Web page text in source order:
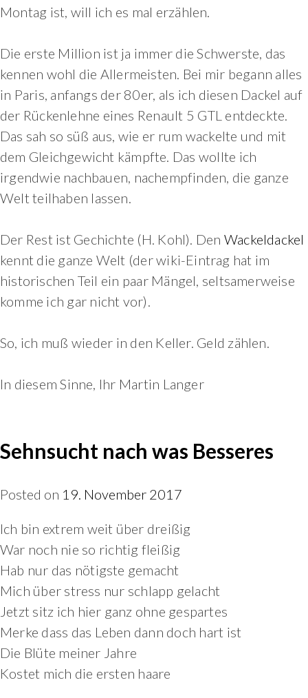
Montag ist, will ich es mal erzählen.
Die erste Million ist ja immer die Schwerste, das
kennen wohl die Allermeisten. Bei mir begann alles
in Paris, anfangs der 80er, als ich diesen Dackel auf
der Rückenlehne eines Renault 5 GTL entdeckte.
Das sah so süß aus, wie er rum wackelte und mit
dem Gleichgewicht kämpfte. Das wollte ich
irgendwie nachbauen, nachempfinden, die ganze
Welt teilhaben lassen.
Der Rest ist Gechichte (H. Kohl). Den Wackeldackel
kennt die ganze Welt (der wiki-Eintrag hat im
historischen Teil ein paar Mängel, seltsamerweise
komme ich gar nicht vor).
So, ich muß wieder in den Keller. Geld zählen.
In diesem Sinne, Ihr Martin Langer
Sehnsucht nach was Besseres
Posted on 19. November 2017
Ich bin extrem weit über dreißig
War noch nie so richtig fleißig
Hab nur das nötigste gemacht
Mich über stress nur schlapp gelacht
Jetzt sitz ich hier ganz ohne gespartes
Merke dass das Leben dann doch hart ist
Die Blüte meiner Jahre
Kostet mich die ersten haare